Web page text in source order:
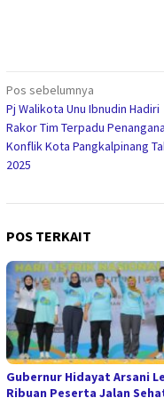
Navigasi
pos
Pos sebelumnya
Pj Walikota Unu Ibnudin Hadiri
Rakor Tim Terpadu
Konflik Kota Pangkalpinang
2025
POS TERKAIT
Gubernur Hidayat Arsani
Ribuan Peserta Jalan